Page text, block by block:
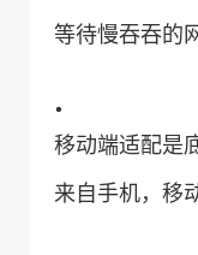
等待慢吞吞的
•
移动端适配是
来自手机，移